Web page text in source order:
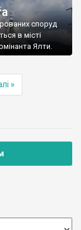
споруд
в місті
Ялти.
»